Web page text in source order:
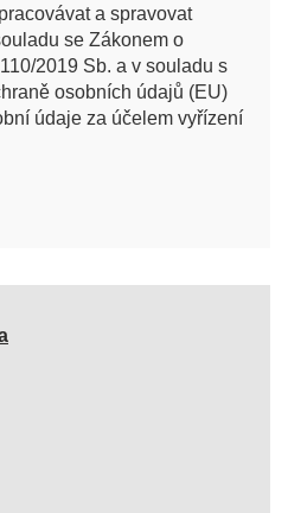
a spravovat
se Zákonem o
2019 Sb. a v souladu s
osobních údajů (EU)
údaje za účelem vyřízení